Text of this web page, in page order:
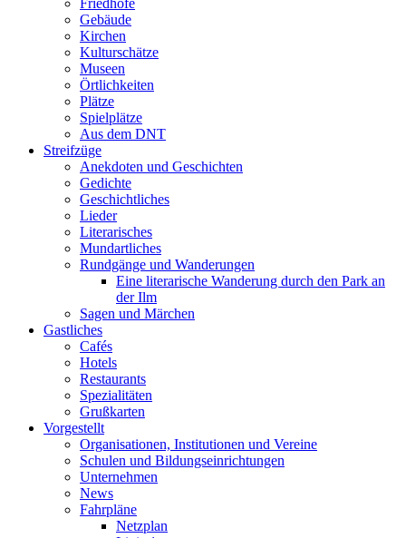
Gebäude
Kirchen
Kulturschätze
Museen
Örtlichkeiten
Plätze
Spielplätze
Aus dem DNT
Streifzüge
Anekdoten und Geschichten
Gedichte
Geschichtliches
Lieder
Literarisches
Mundartliches
Rundgänge und Wanderungen
Eine literarische Wanderung durch den Park an
der Ilm
Sagen und Märchen
Gastliches
Cafés
Hotels
Restaurants
Spezialitäten
Grußkarten
Vorgestellt
Organisationen, Institutionen und Vereine
Schulen und Bildungseinrichtungen
Unternehmen
News
Fahrpläne
Netzplan